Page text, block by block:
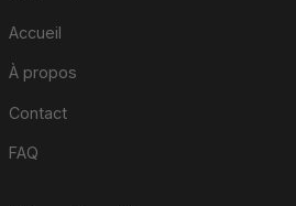
Accueil
À propos
Contact
FAQ